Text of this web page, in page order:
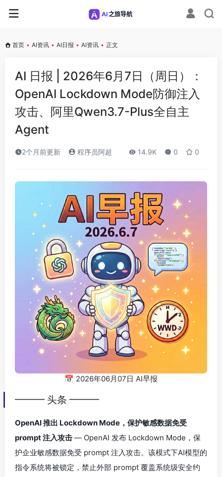
首页 • AI资讯 • AI日报 • AI资讯 • 正文
AI 日报 | 2026年6月7日（周日）：
OpenAI Lockdown Mode防御注入
攻击、阿里Qwen3.7-Plus全自主
Agent
2个月前更新 程序员阿超 14.9K 0 0
📅 2026年06月07日 AI早报
━━━ 头条 ━━━
OpenAI 推出 Lockdown Mode，保护敏感数据免受
prompt 注入攻击 — OpenAI 发布 Lockdown Mode，保
护企业敏感数据免受 prompt 注入攻击。该模式下AI模型的
指令系统将被锁定，禁止外部 prompt 覆盖系统级安全约